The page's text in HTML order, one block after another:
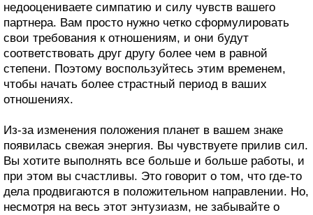
недооцениваете симпатию и силу чувств вашего
партнера. Вам просто нужно четко сформулировать
свои требования к отношениям, и они будут
соответствовать друг другу более чем в равной
степени. Поэтому воспользуйтесь этим временем,
чтобы начать более страстный период в ваших
отношениях.
Из-за изменения положения планет в вашем знаке
появилась свежая энергия. Вы чувствуете прилив сил.
Вы хотите выполнять все больше и больше работы, и
при этом вы счастливы. Это говорит о том, что где-то
дела продвигаются в положительном направлении. Но,
несмотря на весь этот энтузиазм, не забывайте о